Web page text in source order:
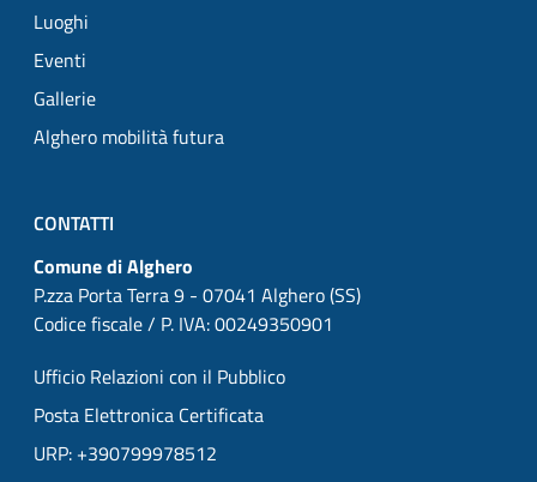
Luoghi
Eventi
Gallerie
Alghero mobilità futura
CONTATTI
Comune di Alghero
P.zza Porta Terra 9 - 07041 Alghero (SS)
Codice fiscale / P. IVA: 00249350901
Ufficio Relazioni con il Pubblico
Posta Elettronica Certificata
URP: +390799978512